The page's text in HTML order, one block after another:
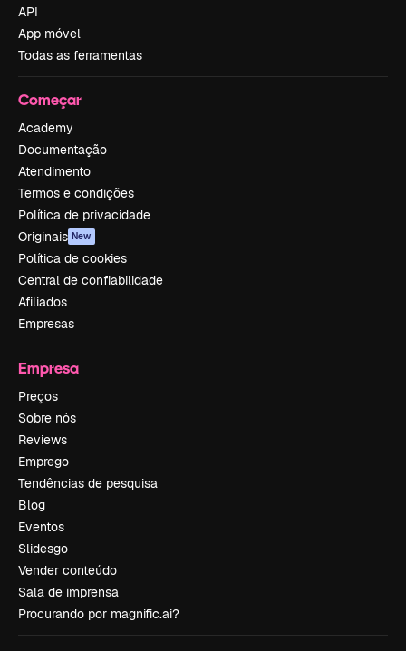
API
App móvel
Todas as ferramentas
Começar
Academy
Documentação
Atendimento
Termos e condições
Política de privacidade
Originais New
Política de cookies
Central de confiabilidade
Afiliados
Empresas
Empresa
Preços
Sobre nós
Reviews
Emprego
Tendências de pesquisa
Blog
Eventos
Slidesgo
Vender conteúdo
Sala de imprensa
Procurando por magnific.ai?